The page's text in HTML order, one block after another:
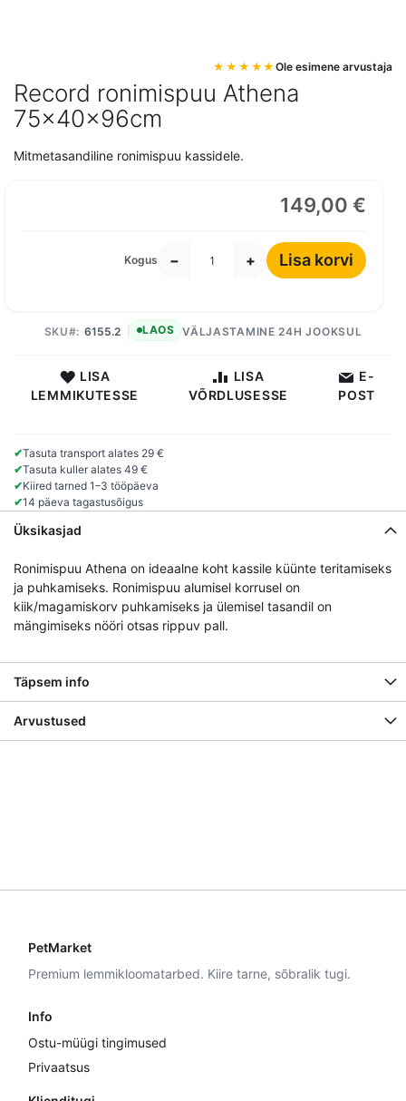
Record ronimispuu Athena
75x40x96cm
Ole esimene arvustaja
Mitmetasandiline ronimispuu kassidele.
149,00 €
Kogus − + Lisa korvi
VÄLJASTAMINE 24H JOOKSUL
SKU 6155.2 LAOS
LISA
LEMMIKUTESSE
LISA
VÕRDLUSESSE
E-
POST
✔Tasuta transport alates 29 €
✔Tasuta kuller alates 49 €
✔Kiired tarned 1–3 tööpäeva
✔14 päeva tagastusõigus
pildigalerii
algusesse
Üksikasjad
Ronimispuu Athena on ideaalne koht kassile küünte teritamiseks
ja puhkamiseks. Ronimispuu alumisel korrusel on
kiik/magamiskorv puhkamiseks ja ülemisel tasandil on
mängimiseks nööri otsas rippuv pall.
Täpsem info
Arvustused
PetMarket
Premium lemmikloomatarbed. Kiire tarne, sõbralik tugi.
Info
Ostu-müügi tingimused
Privaatsus